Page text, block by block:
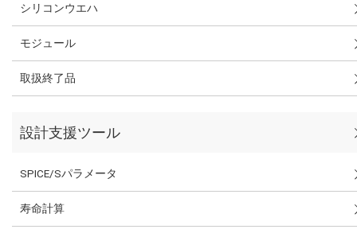
シリコンウエハ
モジュール
取扱終了品
設計支援ツール
SPICE/Sパラメータ
寿命計算